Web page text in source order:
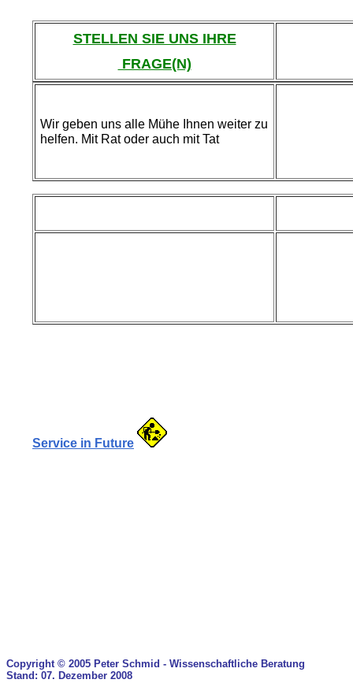
STELLEN SIE UNS IHRE
FRAGE(N)
Wir geben uns alle Mühe Ihnen weiter zu
helfen. Mit Rat oder auch mit Tat
Service in Future
Copyright © 2005 Peter Schmid - Wissenschaftliche Beratung
Stand: 07. Dezember 2008